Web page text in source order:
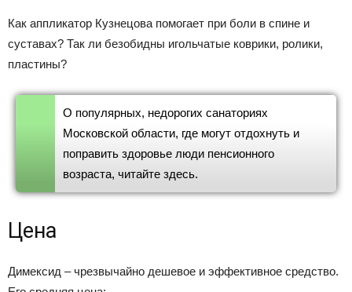
Как аппликатор Кузнецова помогает при боли в спине и
суставах? Так ли безобидны игольчатые коврики, ролики,
пластины?
О популярных, недорогих санаториях
Московской области, где могут отдохнуть и
поправить здоровье люди пенсионного
возраста, читайте здесь.
Цена
Димексид – чрезвычайно дешевое и эффективное средство.